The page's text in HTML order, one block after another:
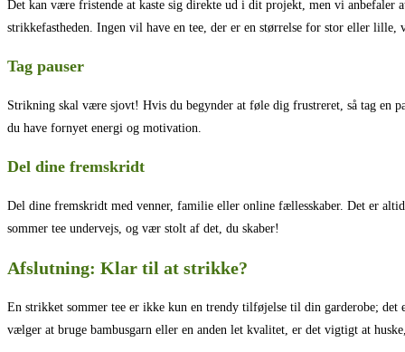
Det kan være fristende at kaste sig direkte ud i dit projekt, men vi
strikkefastheden. Ingen vil have en tee, der er en størrelse for stor eller lille,
Tag pauser
Strikning skal være sjovt! Hvis du begynder at føle dig frustreret, så tag en
du have fornyet energi og motivation.
Del dine fremskridt
Del dine fremskridt med venner, familie eller online fællesskaber. Det er
sommer tee undervejs, og vær stolt af det, du skaber!
Afslutning: Klar til at strikke?
En strikket sommer tee er ikke kun en trendy tilføjelse til din garderobe;
vælger at bruge bambusgarn eller en anden let kvalitet, er det vigtigt at